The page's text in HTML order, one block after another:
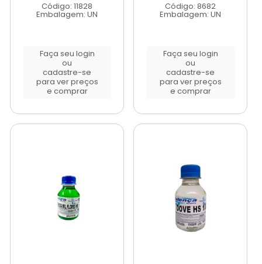
Código: 11828
Embalagem: UN
Faça seu login
ou
cadastre-se
para ver preços
e comprar
Código: 8682
Embalagem: UN
Faça seu login
ou
cadastre-se
para ver preços
e comprar